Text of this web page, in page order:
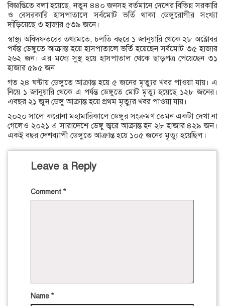
বিজ্ঞপ্তিতে বলা হয়েছে, নতুন ৪৪০ জনসহ বর্তমানে দেশের বিভিন্ন সরকারি
ও বেসরকারি হাসপাতালে সর্বমোট ভর্তি থাকা ডেঙ্গুরোগীর সংখ্যা
দাঁড়িয়েছে ৩ হাজার ৫৩৯ জনে।
স্বাস্থ্য অধিদফতরের তথ্যমতে, চলতি বছরে ১ জানুয়ারি থেকে ২৮ অক্টোবর
পর্যন্ত ডেঙ্গুতে আক্রান্ত হয়ে হাসপাতালে ভর্তি হয়েছেন সর্বমোট ৩৫ হাজার
২৬২ জন। এর মধ্যে সুস্থ হয়ে হাসপাতাল থেকে ছাড়পত্র পেয়েছেন ৩১
হাজার ৫৯৫ জন।
গত ২৪ ঘণ্টায় ডেঙ্গুতে আক্রান্ত হয়ে ৫ জনের মৃত্যুর খবর পাওয়া যায়। এ
নিয়ে ১ জানুয়ারি থেকে এ পর্যন্ত ডেঙ্গুতে মোট মৃত্যু হয়েছে ১২৮ জনের।
এবছর ২১ জুন ডেঙ্গু আক্রান্ত হয়ে প্রথম মৃত্যুর খবর পাওয়া যায়।
২০২০ সালে করোনা মহামারিকালে ডেঙ্গুর সংক্রমণ তেমন একটা দেখা না
গেলেও ২০২১ এ সারাদেশে ডেঙ্গু জ্বরে আক্রান্ত হন ২৮ হাজার ৪২৯ জন।
একই বছর দেশব্যাপী ডেঙ্গুতে আক্রান্ত হয়ে ১০৫ জনের মৃত্যু হয়েছিল।
Leave a Reply
Comment *
Name *